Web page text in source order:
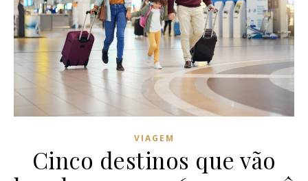
VIAGEM
Cinco destinos que vão